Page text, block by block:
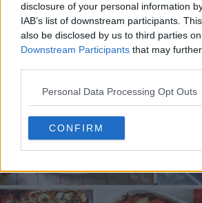
disclosure of your personal information
IAB’s list of downstream participants.
also be disclosed by us to third parties
Downstream Participants that may
Personal Data Processing Opt Outs
CONFIRM
20 de rețete de salate de vară fără
06.08.2026